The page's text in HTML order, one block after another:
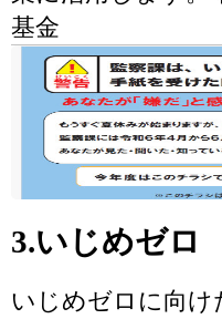
基金
3.いじめゼロ
いじめゼロに向け